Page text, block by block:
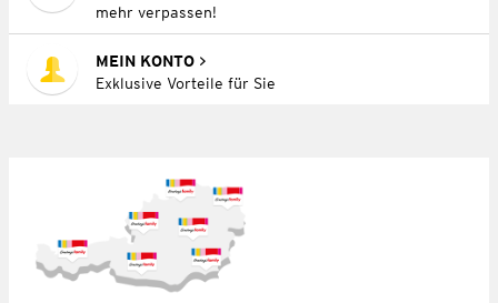
mehr verpassen!
MEIN KONTO
Exklusive Vorteile für Sie